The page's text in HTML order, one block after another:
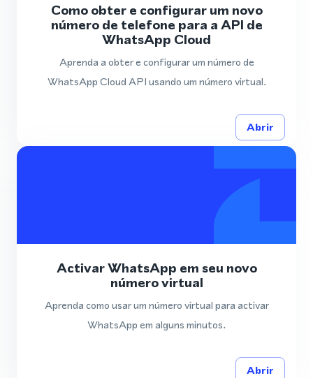
Como obter e configurar um novo
número de telefone para a API de
WhatsApp Cloud
Aprenda a obter e configurar um número de
WhatsApp Cloud API usando um número virtual.
Abrir
Activar WhatsApp em seu novo
número virtual
Aprenda como usar um número virtual para activar
WhatsApp em alguns minutos.
Abrir